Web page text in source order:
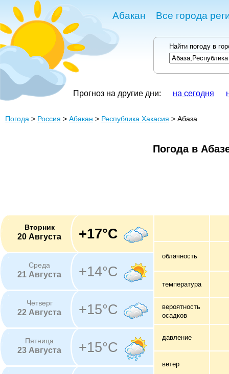
Абакан Все города
Найти погоду в
Прогноз на другие дни: на сегодня
Погода > Россия > Абакан > Республика Хакасия > Абаза
Погода в
Вторник
20 Августа +17°C
Среда
21 Августа +14°C
Четверг
22 Августа +15°C
Пятница
23 Августа +15°C
облачность
температура
вероятность
осадков
давление
ветер